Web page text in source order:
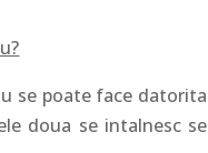
se poate face datorita
doua se intalnesc se